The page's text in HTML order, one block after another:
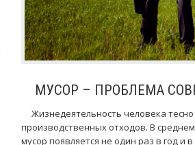
МУСОР – ПРОБЛЕМА
Жизнедеятельность человека
производственных отходов. В
мусор появляется не один раз в год и